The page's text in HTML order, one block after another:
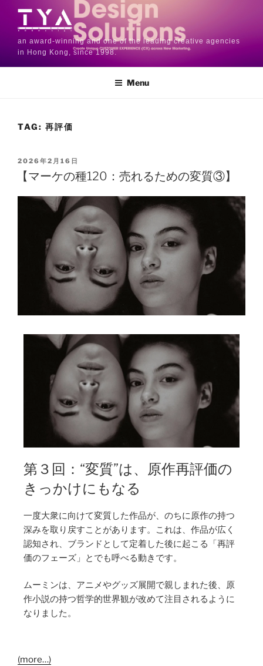
an award-winning and one of the leading creative agencies
in Hong Kong, since 1998.
Menu
TAG: 再評価
2026年2月16日
【マーケの種120：売れるための変質③】
第３回：“変質”は、原作再評価の
きっかけにもなる
一度大衆に向けて変質した作品が、のちに原作の持つ
深みを取り戻すことがあります。これは、作品が広く
認知され、ブランドとして定着した後に起こる「再評
価のフェーズ」とでも呼べる動きです。
ムーミンは、アニメやグッズ展開で親しまれた後、原
作小説の持つ哲学的世界観が改めて注目されるように
なりました。
(more…)